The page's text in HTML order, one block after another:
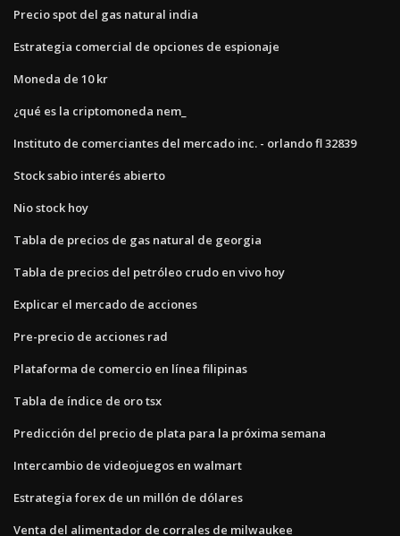
Precio spot del gas natural india
Estrategia comercial de opciones de espionaje
Moneda de 10 kr
¿qué es la criptomoneda nem_
Instituto de comerciantes del mercado inc. - orlando fl 32839
Stock sabio interés abierto
Nio stock hoy
Tabla de precios de gas natural de georgia
Tabla de precios del petróleo crudo en vivo hoy
Explicar el mercado de acciones
Pre-precio de acciones rad
Plataforma de comercio en línea filipinas
Tabla de índice de oro tsx
Predicción del precio de plata para la próxima semana
Intercambio de videojuegos en walmart
Estrategia forex de un millón de dólares
Venta del alimentador de corrales de milwaukee